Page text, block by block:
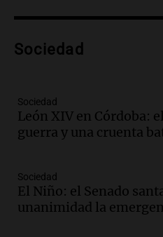
programa de
Episodios
tras condiciones
Panorama Federal
Episodios
distraídos: ¿Qué
cuando el padre
Educar entre todos
Sociedad
Sociedad
León XIV en Córdoba:
guerra y una cruenta
Sociedad
El Niño: el Senado
unanimidad la